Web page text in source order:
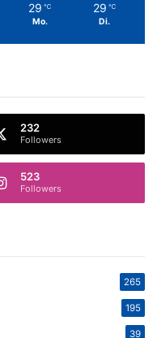
29 ℃
Mo.
29 ℃
Di.
232
Followers
523
Followers
265
195
39